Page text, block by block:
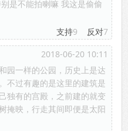
是不能拍喇嘛 我这是偷偷
支持9 反对7
2018-06-20 10:11
园一样的公园，历史上是达
不过有趣的是这里的建筑是
独有的宫殿，之前建的就变
掩映，行走其间即便是太阳